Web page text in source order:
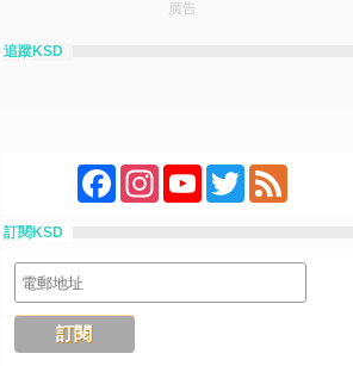
廣告
追蹤KSD
FacebookInstagramYouTubeTwitterFeed
訂閱KSD